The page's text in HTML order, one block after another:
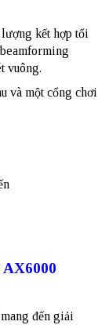
kết hợp tối
vuông.
và một cổng chơi
đến giải